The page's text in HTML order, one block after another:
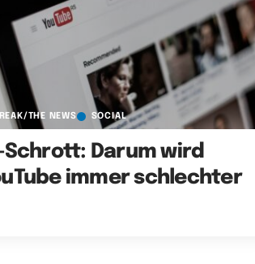
THE NEWS SOCIAL
Schrott: Darum wird
immer schlechter